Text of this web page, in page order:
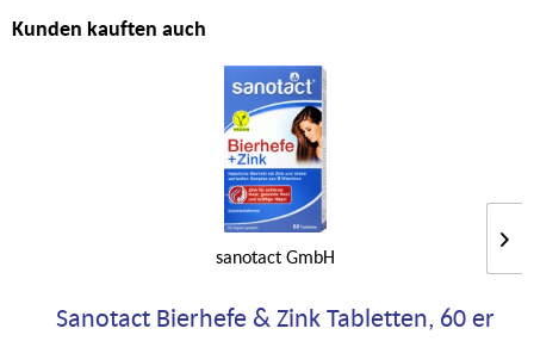
Kunden kauften auch
sanotact GmbH
Sanotact Bierhefe & Zink Tabletten, 60 er